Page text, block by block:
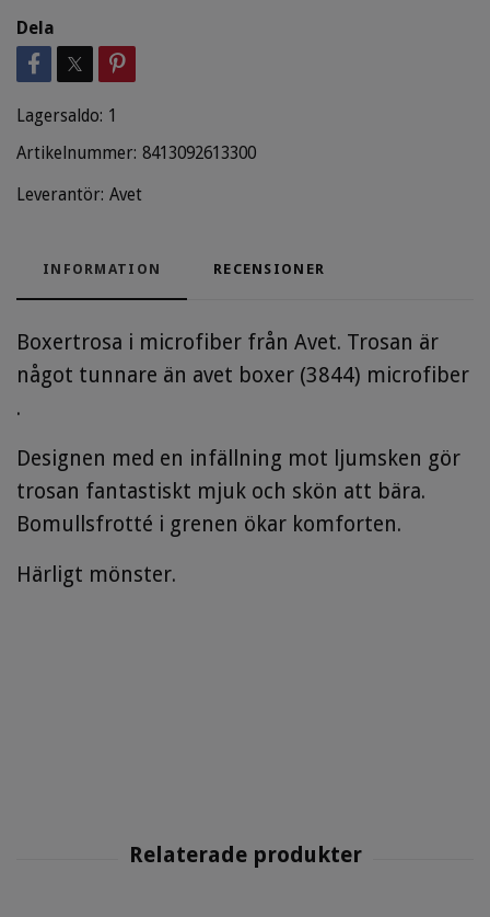
Dela
Lagersaldo: 1
Artikelnummer: 8413092613300
Leverantör: Avet
INFORMATION RECENSIONER
Boxertrosa i microfiber från Avet. Trosan är
något tunnare än avet boxer (3844) microfiber
.
Designen med en infällning mot ljumsken gör
trosan fantastiskt mjuk och skön att bära.
Bomullsfrotté i grenen ökar komforten.
Härligt mönster.